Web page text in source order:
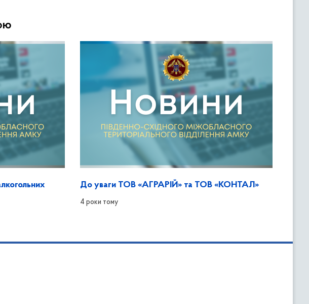
До уваги ТОВ «АГРАРІЙ» та ТОВ «КОНТАЛ»
4 роки тому